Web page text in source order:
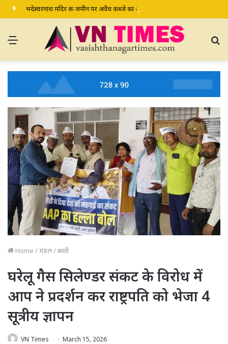
Menu
Home /मंडल/बस्ती
घरेलू गैस सिलेण्डर संकट के विरोध में
आप ने प्रदर्शन कर राष्ट्रपति को भेजा 4
सूत्रीय ज्ञापन
VN Times March 15, 2026